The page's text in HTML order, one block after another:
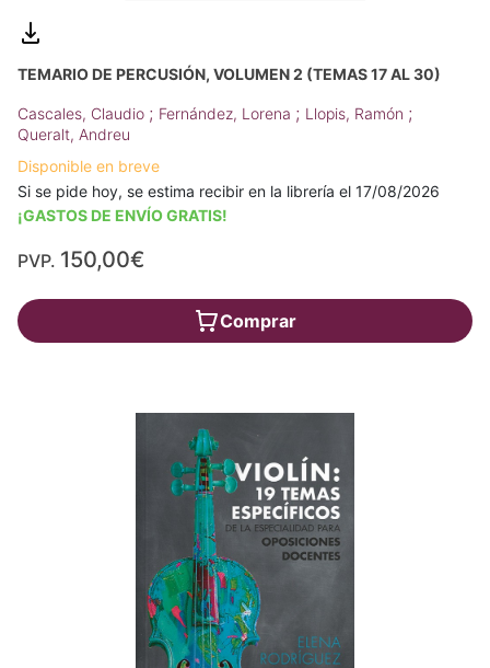
TEMARIO DE PERCUSIÓN, VOLUMEN 2 (TEMAS 17 AL 30)
Cascales, Claudio ; Fernández, Lorena ; Llopis, Ramón ;
Queralt, Andreu
Disponible en breve
Si se pide hoy, se estima recibir en la librería el 17/08/2026
¡GASTOS DE ENVÍO GRATIS!
PVP. 150,00€
Comprar